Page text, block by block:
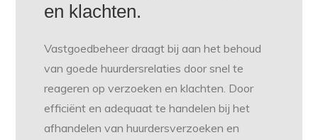
en klachten.
Vastgoedbeheer draagt bij aan het behoud
van goede huurdersrelaties door snel te
reageren op verzoeken en klachten. Door
efficiënt en adequaat te handelen bij het
afhandelen van huurdersverzoeken en